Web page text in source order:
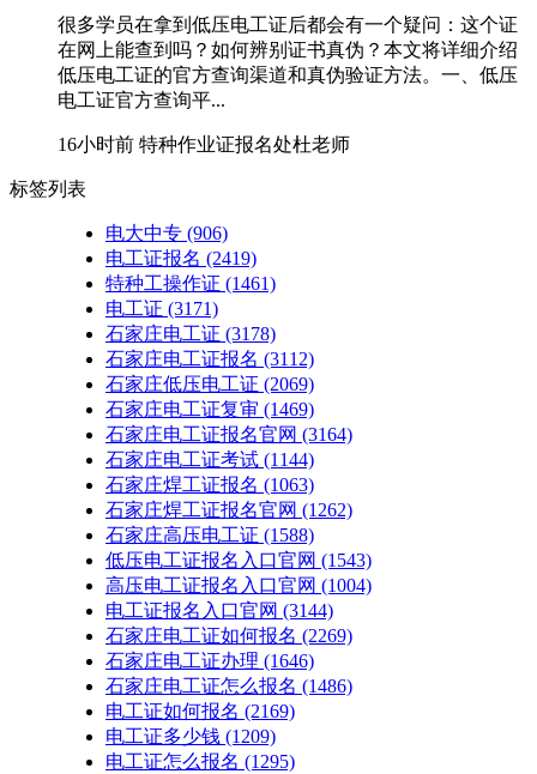
很多学员在拿到低压电工证后都会有一个疑问：这个证
在网上能查到吗？如何辨别证书真伪？本文将详细介绍
低压电工证的官方查询渠道和真伪验证方法。一、低压
电工证官方查询平...
16小时前 特种作业证报名处杜老师
标签列表
电大中专 (906)
电工证报名 (2419)
特种工操作证 (1461)
电工证 (3171)
石家庄电工证 (3178)
石家庄电工证报名 (3112)
石家庄低压电工证 (2069)
石家庄电工证复审 (1469)
石家庄电工证报名官网 (3164)
石家庄电工证考试 (1144)
石家庄焊工证报名 (1063)
石家庄焊工证报名官网 (1262)
石家庄高压电工证 (1588)
低压电工证报名入口官网 (1543)
高压电工证报名入口官网 (1004)
电工证报名入口官网 (3144)
石家庄电工证如何报名 (2269)
石家庄电工证办理 (1646)
石家庄电工证怎么报名 (1486)
电工证如何报名 (2169)
电工证多少钱 (1209)
电工证怎么报名 (1295)